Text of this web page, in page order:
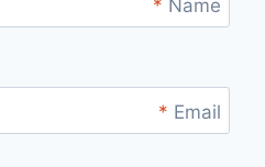
Name
*
Email
*